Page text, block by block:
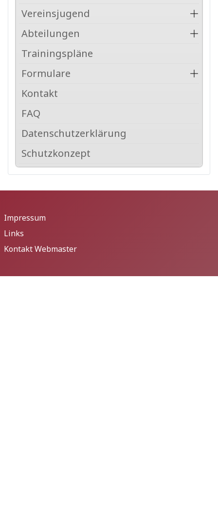
Vereinsjugend
Abteilungen
Trainingspläne
Formulare
Kontakt
FAQ
Datenschutzerklärung
Schutzkonzept
Impressum
Links
Kontakt Webmaster